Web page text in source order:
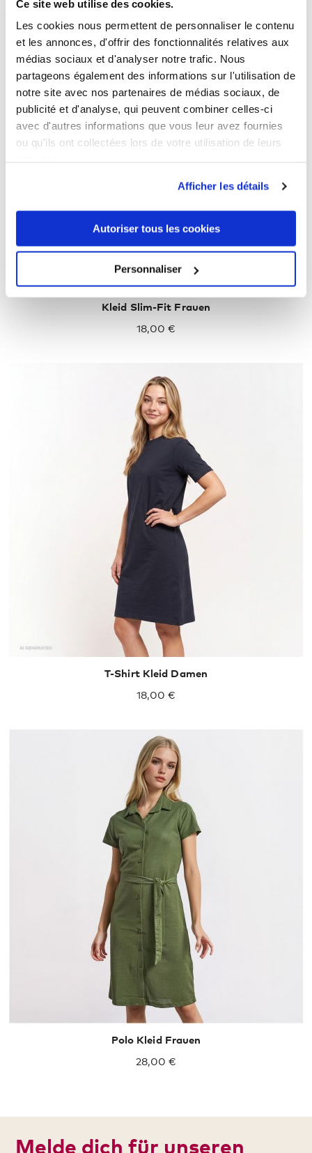
Ce site web utilise des cookies.
Les cookies nous permettent de personnaliser le contenu
et les annonces, d'offrir des fonctionnalités relatives aux
médias sociaux et d'analyser notre trafic. Nous
partageons également des informations sur l'utilisation de
notre site avec nos partenaires de médias sociaux, de
publicité et d'analyse, qui peuvent combiner celles-ci
avec d'autres informations que vous leur avez fournies
ou qu'ils ont collectées lors de votre utilisation de leurs
Afficher les détails
Autoriser tous les cookies
Personnaliser
Kleid Slim-Fit Frauen
18,00 €
T-Shirt Kleid Damen
18,00 €
Polo Kleid Frauen
28,00 €
Melde dich für unseren